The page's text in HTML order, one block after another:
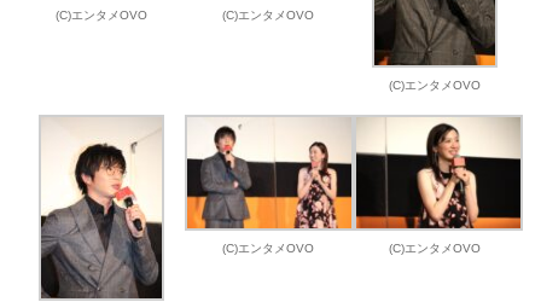
(C)エンタメOVO (C)エンタメOVO
(C)エンタメOVO
(C)エンタメOVO (C)エンタメOVO